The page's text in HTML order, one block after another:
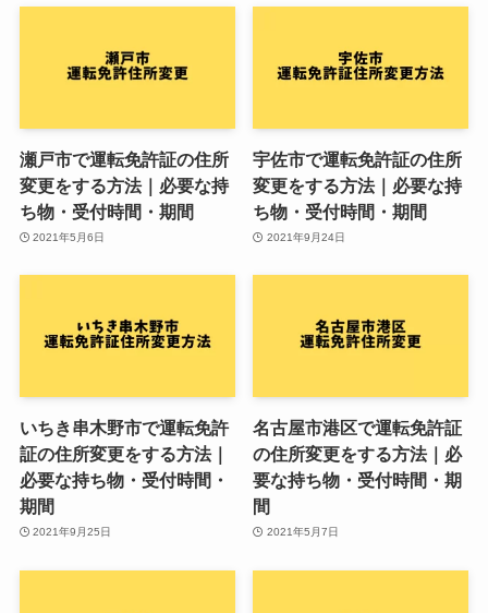
瀬戸市で運転免許証の住所
変更をする方法｜必要な持
ち物・受付時間・期間
2021年5月6日
宇佐市で運転免許証の住所
変更をする方法｜必要な持
ち物・受付時間・期間
2021年9月24日
いちき串木野市で運転免許
証の住所変更をする方法｜
必要な持ち物・受付時間・
期間
2021年9月25日
名古屋市港区で運転免許証
の住所変更をする方法｜必
要な持ち物・受付時間・期
間
2021年5月7日